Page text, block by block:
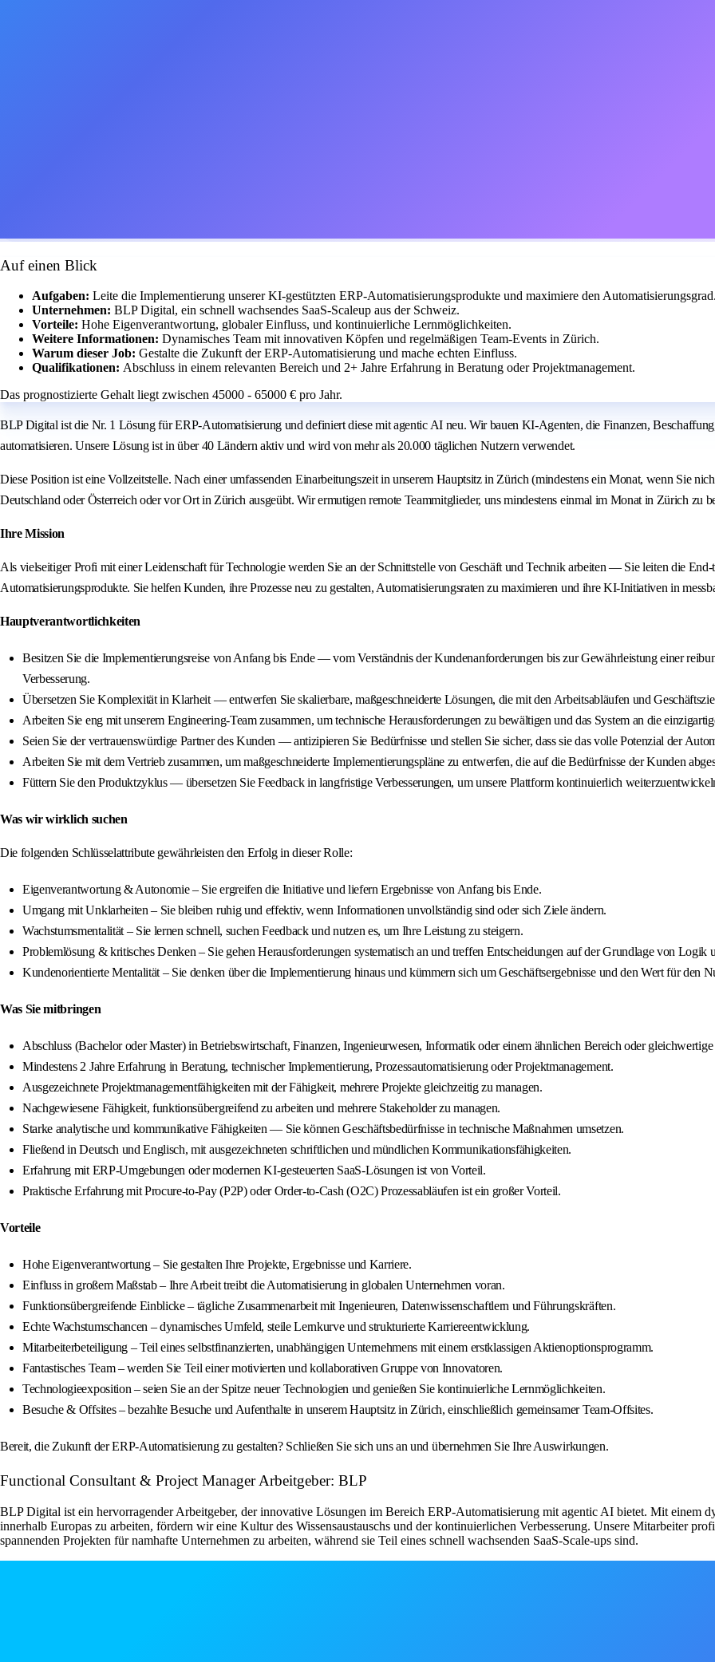
Auf einen Blick
Aufgaben: Leite die Implementierung unserer KI-gestützten ERP-Automatisierungsprodukte und maximiere den
Unternehmen: BLP Digital, ein schnell wachsendes SaaS-Scaleup aus der Schweiz.
Vorteile: Hohe Eigenverantwortung, globaler Einfluss, und kontinuierliche Lernmöglichkeiten.
Weitere Informationen: Dynamisches Team mit innovativen Köpfen und regelmäßigen Team-Events in Zürich.
Warum dieser Job: Gestalte die Zukunft der ERP-Automatisierung und mache echten Einfluss.
Qualifikationen: Abschluss in einem relevanten Bereich und 2+ Jahre Erfahrung in Beratung oder Projektmanagement.
Das prognostizierte Gehalt liegt zwischen 45000 - 65000 € pro Jahr.
BLP Digital ist die Nr. 1 Lösung für ERP-Automatisierung und definiert diese mit agentic AI neu. Wir bauen KI-Agenten, die Finanzen,
automatisieren. Unsere Lösung ist in über 40 Ländern aktiv und wird von mehr als 20.000 täglichen Nutzern verwendet.
Diese Position ist eine Vollzeitstelle. Nach einer umfassenden Einarbeitungszeit in unserem Hauptsitz in Zürich (mindestens ein Monat, wenn Sie
Deutschland oder Österreich oder vor Ort in Zürich ausgeübt. Wir ermutigen remote Teammitglieder, uns mindestens einmal im Monat in Zürich
Ihre Mission
Als vielseitiger Profi mit einer Leidenschaft für Technologie werden Sie an der Schnittstelle von Geschäft und Technik arbeiten — Sie leiten die
Automatisierungsprodukte. Sie helfen Kunden, ihre Prozesse neu zu gestalten, Automatisierungsraten zu maximieren und ihre KI-Initiativen in
Hauptverantwortlichkeiten
Besitzen Sie die Implementierungsreise von Anfang bis Ende — vom Verständnis der Kundenanforderungen bis zur Gewährleistung einer
Verbesserung.
Übersetzen Sie Komplexität in Klarheit — entwerfen Sie skalierbare, maßgeschneiderte Lösungen, die mit den Arbeitsabläufen und
Arbeiten Sie eng mit unserem Engineering-Team zusammen, um technische Herausforderungen zu bewältigen und das System an die
Seien Sie der vertrauenswürdige Partner des Kunden — antizipieren Sie Bedürfnisse und stellen Sie sicher, dass sie das volle Potenzial der
Arbeiten Sie mit dem Vertrieb zusammen, um maßgeschneiderte Implementierungspläne zu entwerfen, die auf die Bedürfnisse der Kunden
Füttern Sie den Produktzyklus — übersetzen Sie Feedback in langfristige Verbesserungen, um unsere Plattform kontinuierlich
Was wir wirklich suchen
Die folgenden Schlüsselattribute gewährleisten den Erfolg in dieser Rolle:
Eigenverantwortung & Autonomie – Sie ergreifen die Initiative und liefern Ergebnisse von Anfang bis Ende.
Umgang mit Unklarheiten – Sie bleiben ruhig und effektiv, wenn Informationen unvollständig sind oder sich Ziele ändern.
Wachstumsmentalität – Sie lernen schnell, suchen Feedback und nutzen es, um Ihre Leistung zu steigern.
Problemlösung & kritisches Denken – Sie gehen Herausforderungen systematisch an und treffen Entscheidungen auf der Grundlage von Logik
Kundenorientierte Mentalität – Sie denken über die Implementierung hinaus und kümmern sich um Geschäftsergebnisse und den Wert für den
Was Sie mitbringen
Abschluss (Bachelor oder Master) in Betriebswirtschaft, Finanzen, Ingenieurwesen, Informatik oder einem ähnlichen Bereich oder
Mindestens 2 Jahre Erfahrung in Beratung, technischer Implementierung, Prozessautomatisierung oder Projektmanagement.
Ausgezeichnete Projektmanagementfähigkeiten mit der Fähigkeit, mehrere Projekte gleichzeitig zu managen.
Nachgewiesene Fähigkeit, funktionsübergreifend zu arbeiten und mehrere Stakeholder zu managen.
Starke analytische und kommunikative Fähigkeiten — Sie können Geschäftsbedürfnisse in technische Maßnahmen umsetzen.
Fließend in Deutsch und Englisch, mit ausgezeichneten schriftlichen und mündlichen Kommunikationsfähigkeiten.
Erfahrung mit ERP-Umgebungen oder modernen KI-gesteuerten SaaS-Lösungen ist von Vorteil.
Praktische Erfahrung mit Procure-to-Pay (P2P) oder Order-to-Cash (O2C) Prozessabläufen ist ein großer Vorteil.
Vorteile
Hohe Eigenverantwortung – Sie gestalten Ihre Projekte, Ergebnisse und Karriere.
Einfluss in großem Maßstab – Ihre Arbeit treibt die Automatisierung in globalen Unternehmen voran.
Funktionsübergreifende Einblicke – tägliche Zusammenarbeit mit Ingenieuren, Datenwissenschaftlern und Führungskräften.
Echte Wachstumschancen – dynamisches Umfeld, steile Lernkurve und strukturierte Karriereentwicklung.
Mitarbeiterbeteiligung – Teil eines selbstfinanzierten, unabhängigen Unternehmens mit einem erstklassigen Aktienoptionsprogramm.
Fantastisches Team – werden Sie Teil einer motivierten und kollaborativen Gruppe von Innovatoren.
Technologieexposition – seien Sie an der Spitze neuer Technologien und genießen Sie kontinuierliche Lernmöglichkeiten.
Besuche & Offsites – bezahlte Besuche und Aufenthalte in unserem Hauptsitz in Zürich, einschließlich gemeinsamer Team-Offsites.
Bereit, die Zukunft der ERP-Automatisierung zu gestalten? Schließen Sie sich uns an und übernehmen Sie Ihre Auswirkungen.
Functional Consultant & Project Manager Arbeitgeber: BLP
BLP Digital ist ein hervorragender Arbeitgeber, der innovative Lösungen im Bereich ERP-Automatisierung mit agentic AI bietet. Mit einem
innerhalb Europas zu arbeiten, fördern wir eine Kultur des Wissensaustauschs und der kontinuierlichen Verbesserung. Unsere Mitarbeiter
spannenden Projekten für namhafte Unternehmen zu arbeiten, während sie Teil eines schnell wachsenden SaaS-Scale-ups sind.